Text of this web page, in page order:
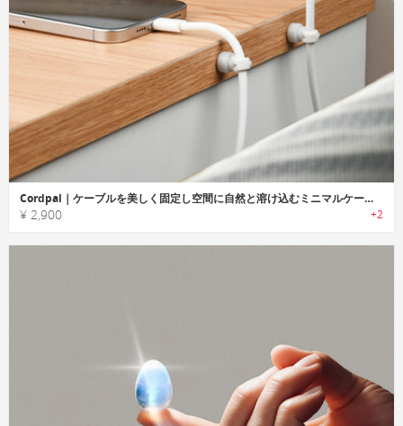
Cordpal｜ケーブルを美しく固定し空間に自然と溶け込むミニマルケーブルホルダー
¥ 2,900 +2